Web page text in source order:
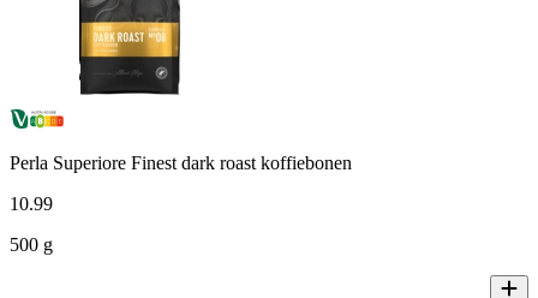
Perla Superiore Finest dark roast koffiebonen
10.99
500 g